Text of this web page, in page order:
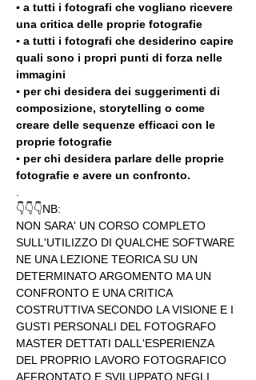
▪️ a tutti i fotografi che vogliano ricevere
una critica delle proprie fotografie
▪️ a tutti i fotografi che desiderino capire
quali sono i propri punti di forza nelle
immagini
▪️ per chi desidera dei suggerimenti di
composizione, storytelling o come
creare delle sequenze efficaci con le
proprie fotografie
▪️ per chi desidera parlare delle proprie
fotografie e avere un confronto.
👇👇👇NB:
NON SARA' UN CORSO COMPLETO
SULL'UTILIZZO DI QUALCHE SOFTWARE
NE UNA LEZIONE TEORICA SU UN
DETERMINATO ARGOMENTO MA UN
CONFRONTO E UNA CRITICA
COSTRUTTIVA SECONDO LA VISIONE E I
GUSTI PERSONALI DEL FOTOGRAFO
MASTER DETTATI DALL'ESPERIENZA
DEL PROPRIO LAVORO FOTOGRAFICO
AFFRONTATO E SVILUPPATO NEGLI